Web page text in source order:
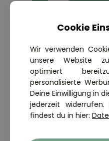
Cookie
Wir verwenden
unsere Website
optimiert
personalisierte
Deine Einwilligung in
jederzeit
findest du in hier: